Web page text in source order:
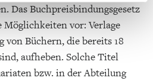
Das Buchpreisbindungsgesetz
Möglichkeiten vor: Verlage
von Büchern, die bereits 18
aufheben. Solche Titel
bzw. in der Abteilung